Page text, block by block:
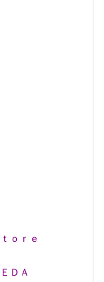
ｏｒｅ
ＤＡ